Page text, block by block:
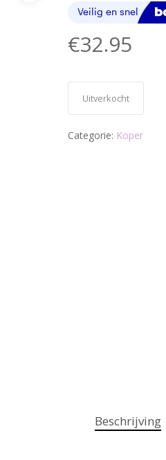
€32.95
Uitverkocht
Categorie: Koper
Beschrijving